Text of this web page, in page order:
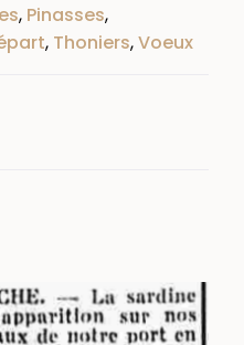
, Pinasses,
, Thoniers,Voeux